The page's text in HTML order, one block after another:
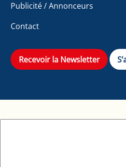
Publicité / Annonceurs
Contact
Recevoir la Newsletter